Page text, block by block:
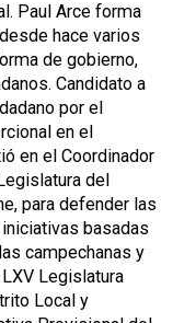
Paul Arce forma
hace varios
de gobierno,
Candidato a
por el
en el
en el Coordinador
del
para defender las
basadas
campechanas y
Legislatura
Local y